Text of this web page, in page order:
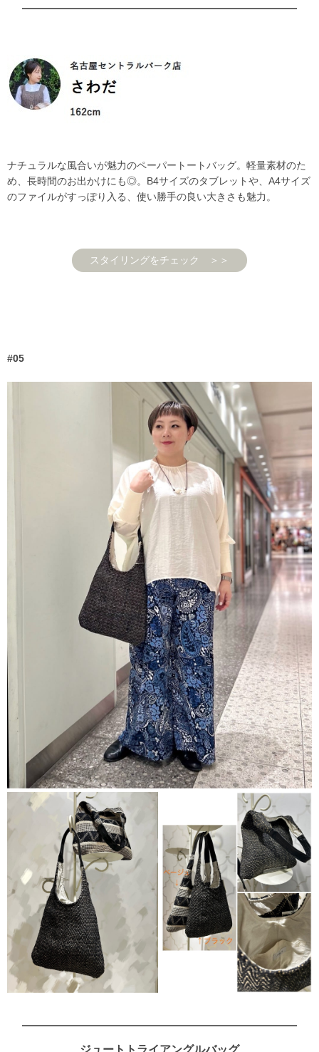
ナチュラルな風合いが魅力のペーパートートバッグ。軽量素材のた
め、長時間のお出かけにも◎。B4サイズのタブレットや、A4サイズ
のファイルがすっぽり入る、使い勝手の良い大きさも魅力。
スタイリングをチェック ＞＞
#05
ジュートトライアングルバッグ